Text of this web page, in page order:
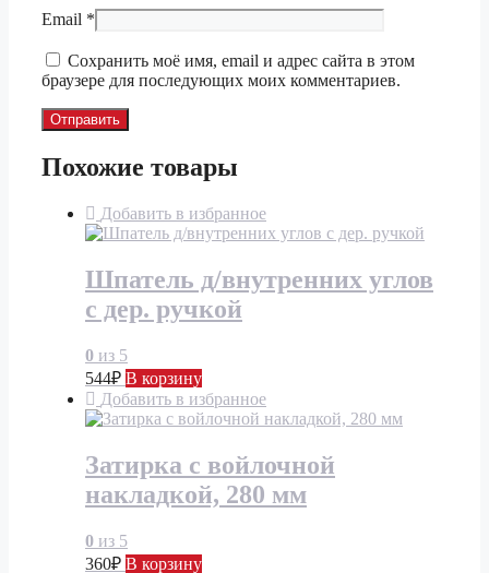
Email *
Сохранить моё имя, email и адрес сайта в этом
браузере для последующих моих комментариев.
Похожие товары
Добавить в избранное
Шпатель д/внутренних углов
с дер. ручкой
0 из 5
544₽ В корзину
Добавить в избранное
Затирка с войлочной
накладкой, 280 мм
0 из 5
360₽ В корзину